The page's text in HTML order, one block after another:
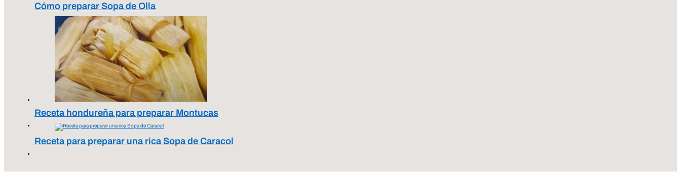
Cómo preparar Sopa de Olla
Receta hondureña para preparar Montucas
Receta para preparar una rica Sopa de Caracol